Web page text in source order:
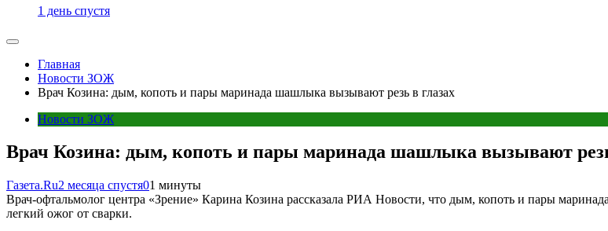
1 день спустя
Главная
Новости ЗОЖ
Врач Козина: дым, копоть и пары маринада шашлыка вызывают резь в глазах
Новости ЗОЖ
Врач Козина: дым, копоть и пары маринада шашлыка вызывают
Газета.Ru2 месяца спустя01 минуты
Врач-офтальмолог центра «Зрение» Карина Козина рассказала РИА Новости, что дым, копоть и пары
легкий ожог от сварки.